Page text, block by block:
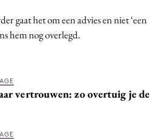
gaat het om een advies en niet ‘een
hem nog overlegd.
vertrouwen: zo overtuig je de